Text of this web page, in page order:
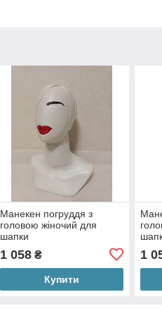
Манекен погруддя з
головою жіночий для
шапки
1 058₴
Купити
1